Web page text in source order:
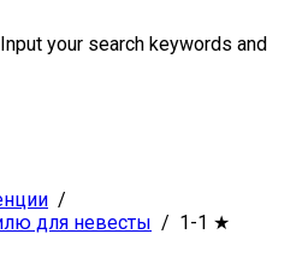
Input your search keywords and
для невесты
1-1 ★